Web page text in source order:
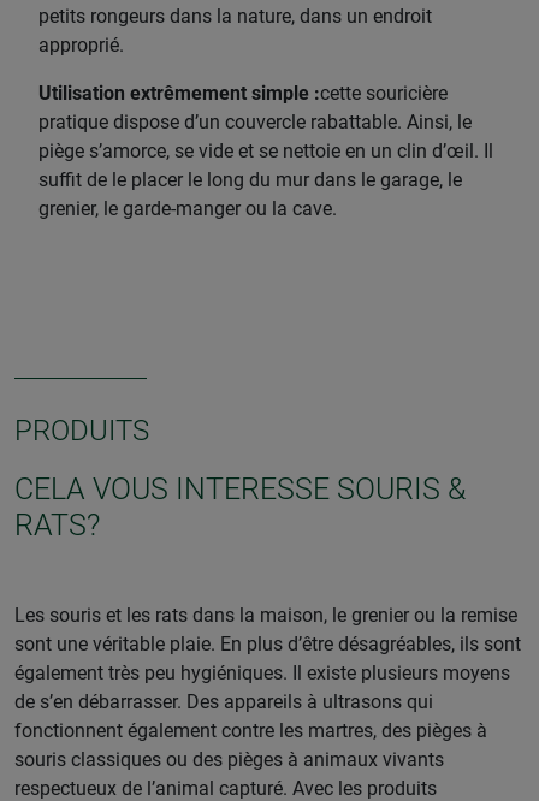
petits rongeurs dans la nature, dans un endroit
approprié.
Utilisation extrêmement simple :cette souricière
pratique dispose d’un couvercle rabattable. Ainsi, le
piège s’amorce, se vide et se nettoie en un clin d’œil. Il
suffit de le placer le long du mur dans le garage, le
grenier, le garde-manger ou la cave.
PRODUITS
CELA VOUS INTERESSE SOURIS &
RATS?
Les souris et les rats dans la maison, le grenier ou la remise
sont une véritable plaie. En plus d’être désagréables, ils sont
également très peu hygiéniques. Il existe plusieurs moyens
de s’en débarrasser. Des appareils à ultrasons qui
fonctionnent également contre les martres, des pièges à
souris classiques ou des pièges à animaux vivants
respectueux de l’animal capturé. Avec les produits